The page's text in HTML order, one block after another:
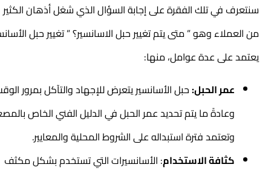
سنتعرف في تلك الفقرة على إجابة السؤال الذي شغل أذهان الكثير
من العملاء وهو ” متى يتم تغيير حبل الاسانسير؟ ” تغيير حبل الأسانسير
يعتمد على عدة عوامل، منها:
عمر الحبل:حبل الأسانسير يتعرض للإجهاد والتآكل بمرور الوقت
وعادةً ما يتم تحديد عمر الحبل في الدليل الفني الخاص بالمصعد
وتعتمد فترة استبداله على الشروط المحلية والمعايير.
كثافة الاستخدام: الأسانسيرات التي تستخدم بشكل مكثف